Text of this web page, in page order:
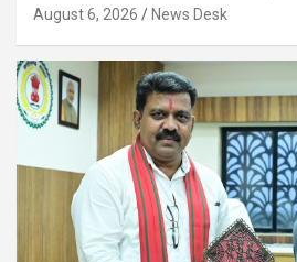
August 6, 2026 News Desk